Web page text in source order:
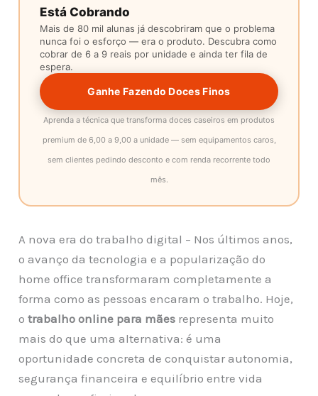
Está Cobrando
Mais de 80 mil alunas já descobriram que o problema
nunca foi o esforço — era o produto. Descubra como
cobrar de 6 a 9 reais por unidade e ainda ter fila de
espera.
Ganhe Fazendo Doces Finos
Aprenda a técnica que transforma doces caseiros em produtos
premium de 6,00 a 9,00 a unidade — sem equipamentos caros,
sem clientes pedindo desconto e com renda recorrente todo
mês.
A nova era do trabalho digital – Nos últimos anos,
o avanço da tecnologia e a popularização do
home office transformaram completamente a
forma como as pessoas encaram o trabalho. Hoje,
otrabalho online para mães representa muito
mais do que uma alternativa: é uma
oportunidade concreta de conquistar autonomia,
segurança financeira e equilíbrio entre vida